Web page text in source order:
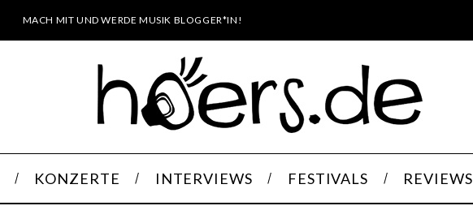
MACH MIT UND WERDE MUSIK BLOGGER*IN!
KONZERTE INTERVIEWS FESTIVALS REVIEWS